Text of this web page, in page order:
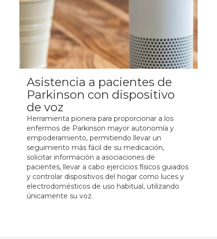
Asistencia a pacientes de
Parkinson con dispositivo
de voz
Herramienta pionera para proporcionar a los
enfermos de Parkinson mayor autonomía y
empoderamiento, permitiendo llevar un
seguimiento más fácil de su medicación,
solicitar información a asociaciones de
pacientes, llevar a cabo ejercicios físicos guiados
y controlar dispositivos del hogar como luces y
electrodomésticos de uso habitual, utilizando
únicamente su voz.